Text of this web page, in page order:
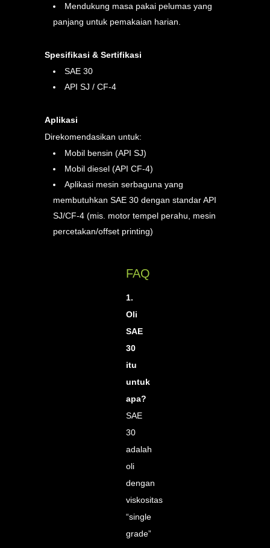
Mendukung masa pakai pelumas yang
panjang untuk pemakaian harian.
Spesifikasi & Sertifikasi
SAE 30
API SJ / CF-4
Aplikasi
Direkomendasikan untuk:
Mobil bensin (API SJ)
Mobil diesel (API CF-4)
Aplikasi mesin serbaguna yang
membutuhkan SAE 30 dengan standar API
SJ/CF-4 (mis. motor tempel perahu, mesin
percetakan/offset printing)
FAQ
1.
Oli
SAE
30
itu
untuk
apa?
SAE
30
adalah
oli
dengan
viskositas
“single
grade”